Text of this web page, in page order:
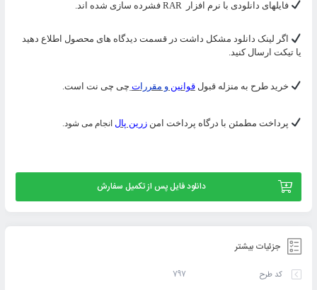
فایلهای دانلودی با نرم افزار RARفشرده سازی شده اند.
اگر لینک دانلود مشکل داشت در قسمت دیدگاه های محصول اطلاع دهید
یا تیکت ارسال کنید.
خرید طرح به منزله قبول قوانینو مقررات چی چی نت است.
پرداخت مطمئن با درگاه پرداخت امن زرین پال انجام می شود.
دانلود فایل پس از تکمیل سفارش
جزئیات بیشتر
کد طرح
797